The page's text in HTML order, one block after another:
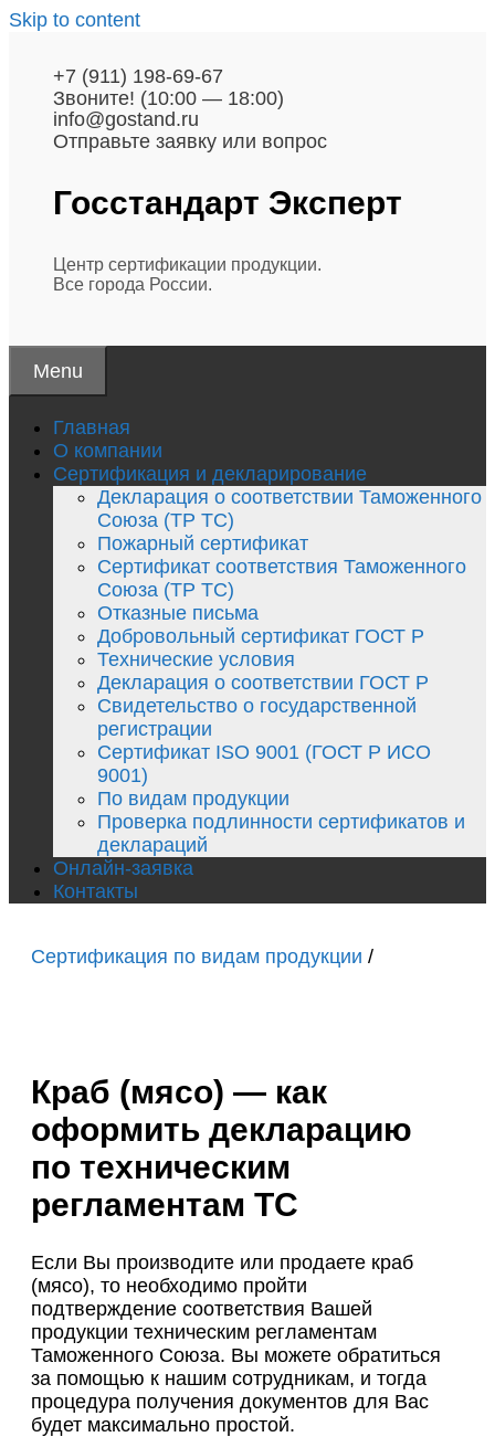
Skip to content
+7 (911) 198-69-67
Звоните! (10:00 — 18:00)
info@gostand.ru
Отправьте заявку или вопрос
Госстандарт Эксперт
Центр сертификации продукции.
Все города России.
Menu
Главная
О компании
Сертификация и декларирование
Декларация о соответствии Таможенного
Союза (ТР ТС)
Пожарный сертификат
Сертификат соответствия Таможенного
Союза (ТР ТС)
Отказные письма
Добровольный сертификат ГОСТ Р
Технические условия
Декларация о соответствии ГОСТ Р
Свидетельство о государственной
регистрации
Сертификат ISO 9001 (ГОСТ Р ИСО
9001)
По видам продукции
Проверка подлинности сертификатов и
деклараций
Онлайн-заявка
Контакты
Сертификация по видам продукции /
Краб (мясо) — как
оформить декларацию
по техническим
регламентам ТС
Если Вы производите или продаете краб
(мясо), то необходимо пройти
подтверждение соответствия Вашей
продукции техническим регламентам
Таможенного Союза. Вы можете обратиться
за помощью к нашим сотрудникам, и тогда
процедура получения документов для Вас
будет максимально простой.